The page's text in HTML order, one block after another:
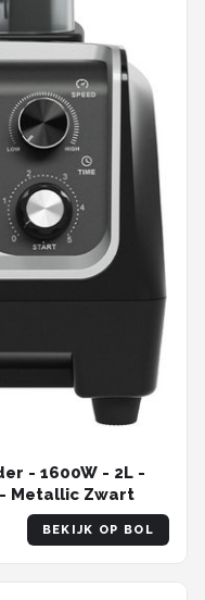
- 1600W - 2L -
Metallic Zwart
BEKIJK OP BOL